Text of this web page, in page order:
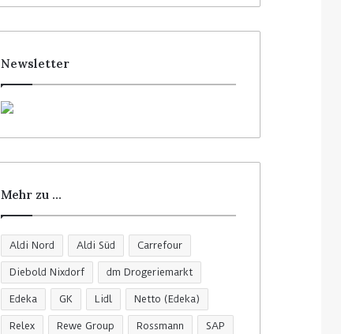
h
Newsletter
Mehr zu …
Aldi Nord Aldi Süd Carrefour
Diebold Nixdorf dm Drogeriemarkt
Edeka GK Lidl Netto (Edeka)
Relex Rewe Group Rossmann SAP